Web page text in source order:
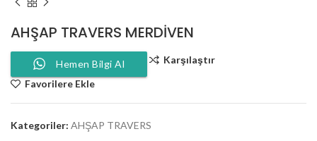
AHŞAP TRAVERS MERDIVEN
Hemen Bilgi Al
Karşılaştır
Favorilere Ekle
Kategoriler: AHŞAP TRAVERS